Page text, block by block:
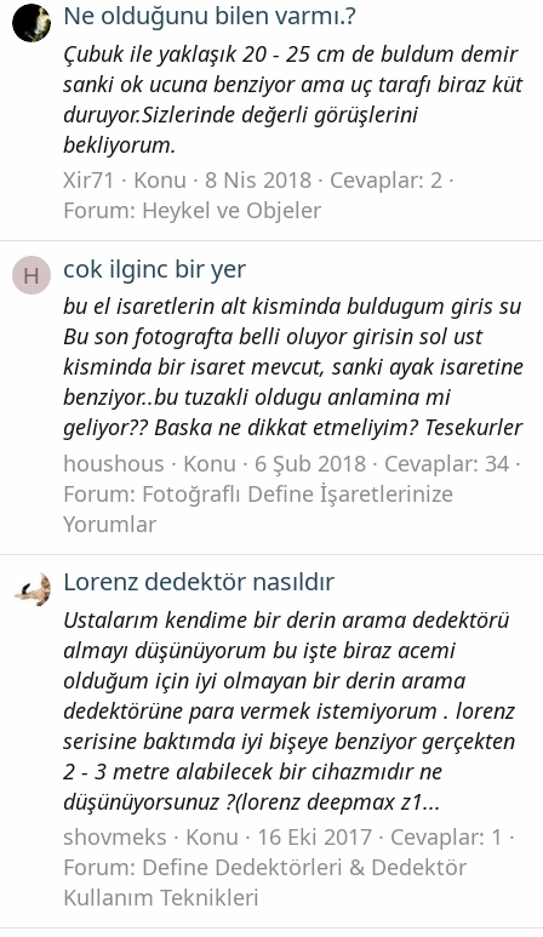
Ne olduğunu bilen varmı.?
Çubuk ile yaklaşık 20 - 25 cm de buldum demir
sanki ok ucuna benziyor ama uç tarafı biraz küt
duruyor.Sizlerinde değerli görüşlerini
bekliyorum.
Xir71
Konu 8 Nis 2018
Cevaplar: 2
Forum: Heykel ve Objeler
H cok ilginc bir yer
bu el isaretlerin alt kisminda buldugum giris su
Bu son fotografta belli oluyor girisin sol ust
kisminda bir isaret mevcut, sanki ayak isaretine
benziyor..bu tuzakli oldugu anlamina mi
geliyor?? Baska ne dikkat etmeliyim? Tesekurler
houshous
Konu 6 Şub 2018
Cevaplar: 34
Forum: Fotoğraflı Define İşaretlerinize
Yorumlar
Lorenz dedektör nasıldır
Ustalarım kendime bir derin arama dedektörü
almayı düşünüyorum bu işte biraz acemi
olduğum için iyi olmayan bir derin arama
dedektörüne para vermek istemiyorum . lorenz
serisine baktımda iyi bişeye benziyor gerçekten
2 - 3 metre alabilecek bir cihazmıdır ne
düşünüyorsunuz ?(lorenz deepmax z1...
shovmeks
Konu 16 Eki 2017
Cevaplar: 1
Forum: Define Dedektörleri & Dedektör
Kullanım Teknikleri